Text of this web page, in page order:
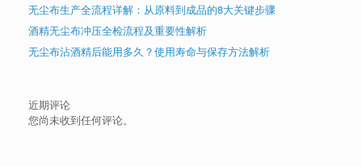
无尘布生产全流程详解：从原料到成品的8大关键步骤
酒精无尘布冲压全检流程及重要性解析
无尘布沾酒精后能用多久？使用寿命与保存方法解析
近期评论
您尚未收到任何评论。